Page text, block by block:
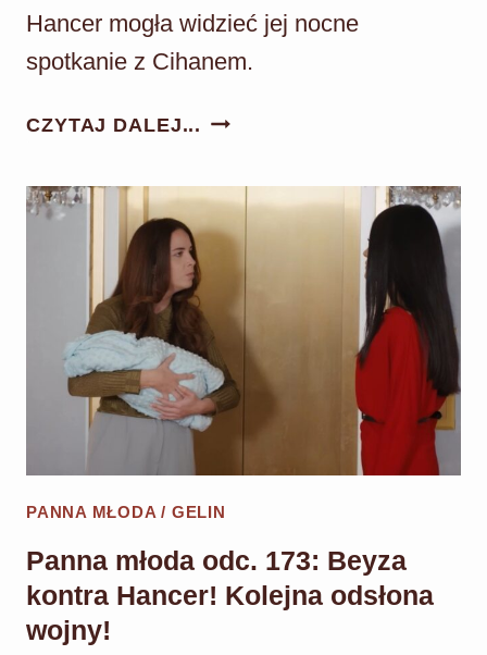
Hancer mogła widzieć jej nocne
spotkanie z Cihanem.
CZYTAJ DALEJ... PANNA
174:
BEYZA
NIE
SZANS!
CIHAN
KOCHA
TYLKO
PANNA MŁODA / GELIN
Panna młoda odc. 173: Beyza
kontra Hancer! Kolejna odsłona
wojny!